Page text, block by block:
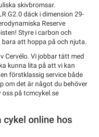
skivbromsar.
G2.0 däck i dimension 29-
Reserve
Styre i carbon och
att hoppa på och njuta.
Cervélo. Vi jobbar tätt med
kunna lita på att vi kan
förstklassig service både
om det är något du behöver
oss på tcmcykel.se
cykel online hos